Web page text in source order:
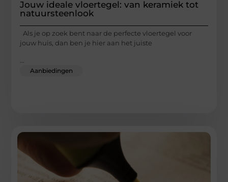
Jouw ideale vloertegel: van keramiek tot
natuursteenlook
Als je op zoek bent naar de perfecte vloertegel voor
jouw huis, dan ben je hier aan het juiste
Aanbiedingen